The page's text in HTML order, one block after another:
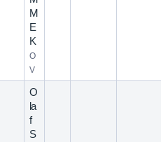
M
E
K
O
V
O
la
f
S